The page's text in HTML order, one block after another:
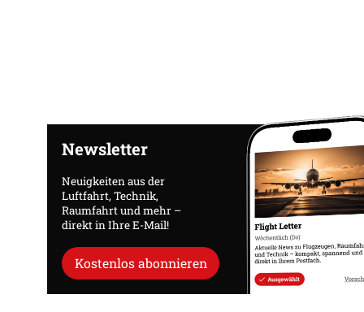
Newsletter
Neuigkeiten aus der
Luftfahrt, Technik,
Raumfahrt und mehr –
direkt in Ihre E-Mail!
Kostenlos abonnieren